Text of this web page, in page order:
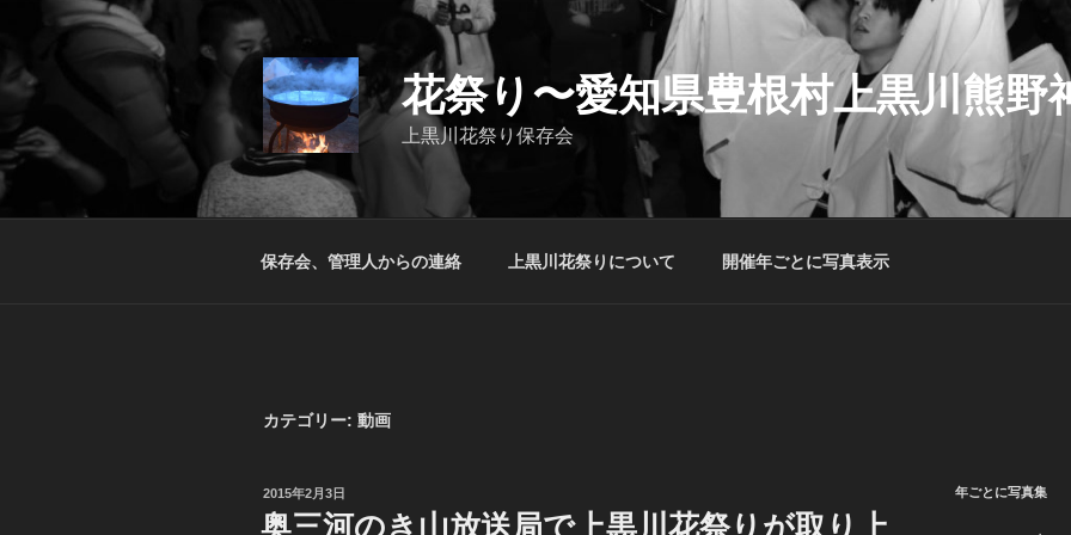
ン
ツ
へ
キ
花祭り〜愛知県豊根村上黒川熊野
上黒川花祭り保存会
保存会、管理人からの連絡 上黒川花祭りについて 開催年ごとに写真表示
カテゴリー: 動画
投
稿
日:
2015年2月3日
奥三河のき山放送局で上黒川花祭りが取り上
年ごとに写真集